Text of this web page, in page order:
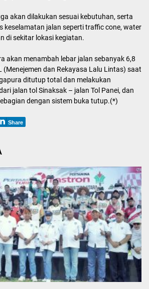
akan dilakukan sesuai kebutuhan, serta
keselamatan jalan seperti traffic cone, water
di sekitar lokasi kegiatan.
akan menambah lebar jalan sebanyak 6,8
(Menejemen dan Rekayasa Lalu Lintas) saat
ditutup total dan melakukan
jalan tol Sinaksak – jalan Tol Panei, dan
dengan sistem buka tutup.(*)
Share